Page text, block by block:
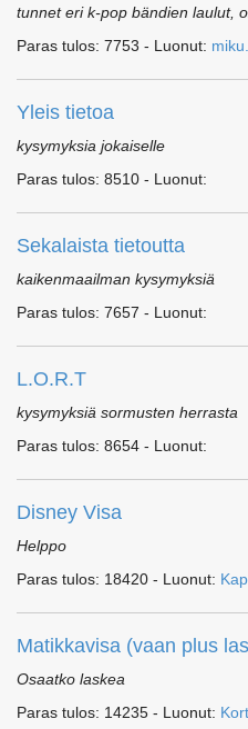
tunnet eri k-pop bändien laulut,
Paras tulos: 7753 - Luonut:
Yleis tietoa
kysymyksia jokaiselle
Paras tulos: 8510 - Luonut:
Sekalaista tietoutta
kaikenmaailman kysymyksiä
Paras tulos: 7657 - Luonut:
L.O.R.T
kysymyksiä sormusten herrasta
Paras tulos: 8654 - Luonut:
Disney Visa
Helppo
Paras tulos: 18420 - Luonut:
Matikkavisa (vaan plus
Osaatko laskea
Paras tulos: 14235 - Luonut: